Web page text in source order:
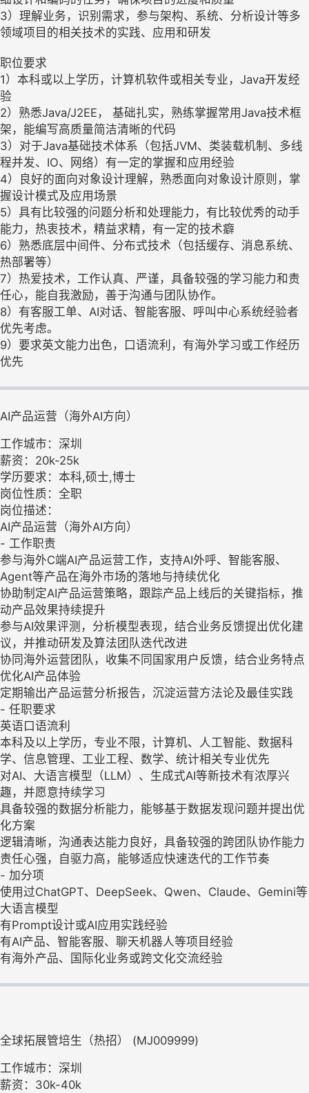
3）理解业务，识别需求，参与架构、系统、分析设计等多
领域项目的相关技术的实践、应用和研发
职位要求
1）本科或以上学历，计算机软件或相关专业，Java开发经
验
2）熟悉Java/J2EE， 基础扎实，熟练掌握常用Java技术框
架，能编写高质量简洁清晰的代码
3）对于Java基础技术体系（包括JVM、类装载机制、多线
程并发、IO、网络）有一定的掌握和应用经验
4）良好的面向对象设计理解，熟悉面向对象设计原则，掌
握设计模式及应用场景
5）具有比较强的问题分析和处理能力，有比较优秀的动手
能力，热衷技术，精益求精，有一定的技术癖
6）熟悉底层中间件、分布式技术（包括缓存、消息系统、
热部署等）
7）热爱技术，工作认真、严谨，具备较强的学习能力和责
任心，能自我激励，善于沟通与团队协作。
8）有客服工单、AI对话、智能客服、呼叫中心系统经验者
优先考虑。
9）要求英文能力出色，口语流利，有海外学习或工作经历
优先
AI产品运营（海外AI方向）
工作城市：深圳
薪资：20k-25k
学历要求：本科,硕士,博士
岗位性质：全职
岗位描述：
AI产品运营（海外AI方向）
- 工作职责
参与海外C端AI产品运营工作，支持AI外呼、智能客服、
Agent等产品在海外市场的落地与持续优化
协助制定AI产品运营策略，跟踪产品上线后的关键指标，推
动产品效果持续提升
参与AI效果评测，分析模型表现，结合业务反馈提出优化建
议，并推动研发及算法团队迭代改进
协同海外运营团队，收集不同国家用户反馈，结合业务特点
优化AI产品体验
定期输出产品运营分析报告，沉淀运营方法论及最佳实践
- 任职要求
英语口语流利
本科及以上学历，专业不限，计算机、人工智能、数据科
学、信息管理、工业工程、数学、统计相关专业优先
对AI、大语言模型（LLM）、生成式AI等新技术有浓厚兴
趣，并愿意持续学习
具备较强的数据分析能力，能够基于数据发现问题并提出优
化方案
逻辑清晰，沟通表达能力良好，具备较强的跨团队协作能力
责任心强，自驱力高，能够适应快速迭代的工作节奏
- 加分项
使用过ChatGPT、DeepSeek、Qwen、Claude、Gemini等
大语言模型
有Prompt设计或AI应用实践经验
有AI产品、智能客服、聊天机器人等项目经验
有海外产品、国际化业务或跨文化交流经验
全球拓展管培生（热招） (MJ009999)
工作城市：深圳
薪资：30k-40k